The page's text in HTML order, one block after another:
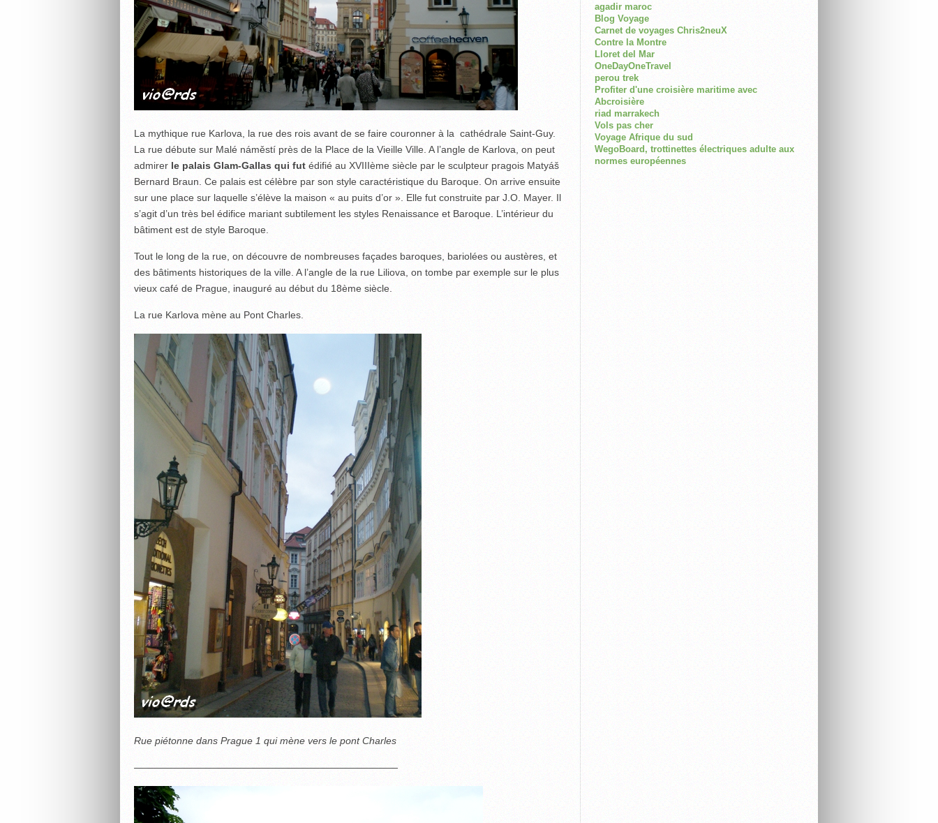
La mythique rue Karlova, la rue des rois avant de se faire couronner à la cathédrale Saint-Guy.
La rue débute sur Malé náměstí près de la Place de la Vieille Ville. A l’angle de Karlova, on peut
admirer le palais Glam-Gallas qui fut édifié au XVIIIème siècle par le sculpteur pragois Matyáš
Bernard Braun. Ce palais est célèbre par son style caractéristique du Baroque. On arrive ensuite
sur une place sur laquelle s’élève la maison « au puits d’or ». Elle fut construite par J.O. Mayer. Il
s’agit d’un très bel édifice mariant subtilement les styles Renaissance et Baroque. L’intérieur du
bâtiment est de style Baroque.
Tout le long de la rue, on découvre de nombreuses façades baroques, bariolées ou austères, et
des bâtiments historiques de la ville. A l’angle de la rue Liliova, on tombe par exemple sur le plus
vieux café de Prague, inauguré au début du 18ème siècle.
La rue Karlova mène au Pont Charles.
Rue piétonne dans Prague 1 qui mène vers le pont Charles
———————————————————————————
agadir maroc
Blog Voyage
Carnet de voyages Chris2neuX
Contre la Montre
Lloret del Mar
OneDayOneTravel
perou trek
Profiter d'une croisière maritime avec
Abcroisière
riad marrakech
Vols pas cher
Voyage Afrique du sud
WegoBoard, trottinettes électriques adulte aux
normes européennes